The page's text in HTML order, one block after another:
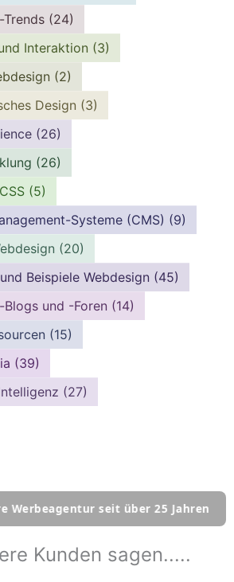
Trends (24)
Interaktion (3)
(2)
Design (3)
(26)
(26)
(5)
Systeme (CMS) (9)
(20)
Beispiele Webdesign (45)
Blogs und -Foren (14)
(15)
(39)
(27)
seit über 25 Jahren Ihre
Kunden sagen.....